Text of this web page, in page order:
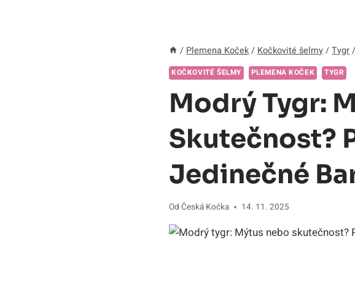
/ Plemena Koček / Kočkovité šelmy / Tygr /
KOČKOVITÉ ŠELMY PLEMENA KOČEK TYGR
Modrý Tygr:
Skutečnost?
Jedinečné
Od Česká Kočka 14. 11. 2025